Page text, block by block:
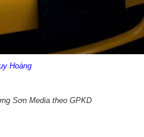
Hoàng
Sơn Media theo GPKD